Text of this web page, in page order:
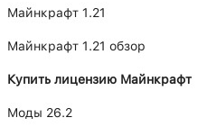
Майнкрафт 1.21
Майнкрафт 1.21 обзор
Купить лицензию Майнкрафт
Моды 26.2